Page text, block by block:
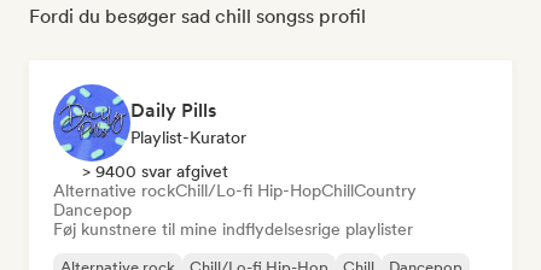
Fordi du besøger sad chill songss profil
Daily Pills
Playlist-Kurator
> 9400 svar afgivet
Alternative rockChill/Lo-fi Hip-HopChillCountry
Dancepop
Føj kunstnere til mine indflydelsesrige playlister